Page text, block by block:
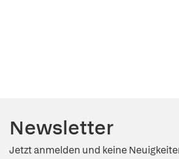
Newsletter
Jetzt anmelden und keine